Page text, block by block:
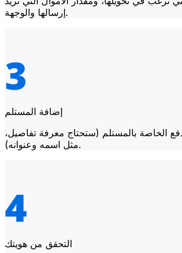
إرسالها والوجهة.
إضافة المستلم
الخاصة بالمستلم (ستحتاج معرفة تفاصيل،
مثل اسمه وعنوانه).
التحقق من هويتك